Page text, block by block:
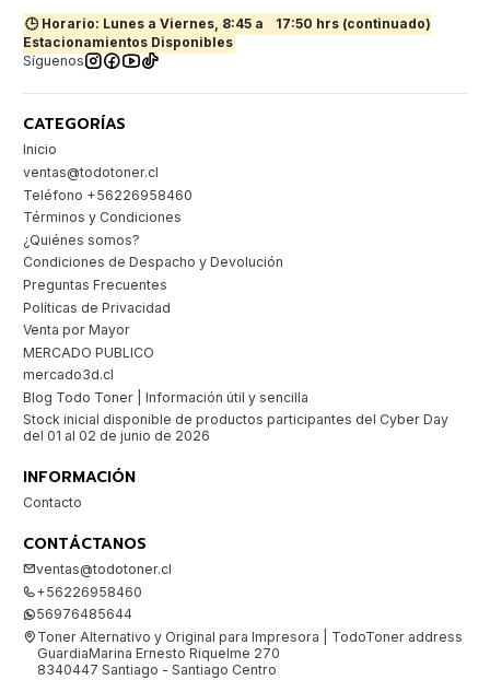
🕒 Horario: Lunes a Viernes, 8:45 a
17:50 hrs (continuado)
Estacionamientos Disponibles
Síguenos
CATEGORÍAS
Inicio
ventas@todotoner.cl
Teléfono +56226958460
Términos y Condiciones
¿Quiénes somos?
Condiciones de Despacho y Devolución
Preguntas Frecuentes
Políticas de Privacidad
Venta por Mayor
MERCADO PUBLICO
mercado3d.cl
Blog Todo Toner | Información útil y sencilla
Stock inicial disponible de productos participantes del Cyber Day
del 01 al 02 de junio de 2026
INFORMACIÓN
Contacto
CONTÁCTANOS
ventas@todotoner.cl
+56226958460
56976485644
Toner Alternativo y Original para Impresora | TodoToner address
GuardiaMarina Ernesto Riquelme 270
8340447 Santiago - Santiago Centro